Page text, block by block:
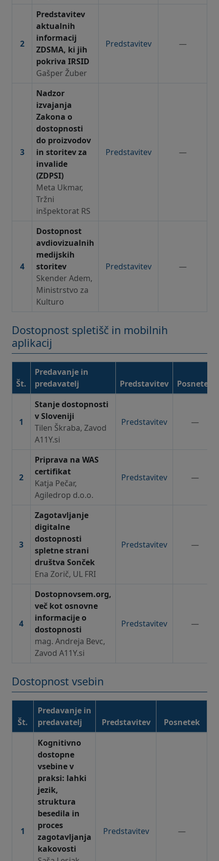
2
Predstavitev
aktualnih
informacij
ZDSMA, ki jih
pokriva IRSID
Gašper Žuber
Predstavitev —
3
Nadzor
izvajanja
Zakona o
dostopnosti
do proizvodov
in storitev za
invalide
(ZDPSI)
Meta Ukmar,
Tržni
inšpektorat RS
Predstavitev —
4
Dostopnost
avdiovizualnih
medijskih
storitev
Skender Adem,
Ministrstvo za
Kulturo
Predstavitev —
Dostopnost spletišč in mobilnih
aplikacij
Dostopnost spletišč in mobilnih aplikacij – gradiva in
Št.
Predavanje in
predavatelj
Predstavitev Posnetek
1
Stanje dostopnosti
v Sloveniji
Tilen Škraba, Zavod
A11Y.si
Predstavitev —
2
Priprava na WAS
certifikat
Katja Pečar,
Agiledrop d.o.o.
Predstavitev —
3
Zagotavljanje
digitalne
dostopnosti
spletne strani
društva Sonček
Ena Zorič, UL FRI
Predstavitev —
4
Dostopnovsem.org,
več kot osnovne
informacije o
dostopnosti
mag. Andreja Bevc,
Zavod A11Y.si
Predstavitev —
Dostopnost vsebin
Dostopnost vsebin – gradiva in posnetki
Št.
Predavanje in
predavatelj
Predstavitev Posnetek
1
Kognitivno
dostopne
vsebine v
praksi: lahki
jezik,
struktura
besedila in
proces
zagotavljanja
kakovosti
Predstavitev —